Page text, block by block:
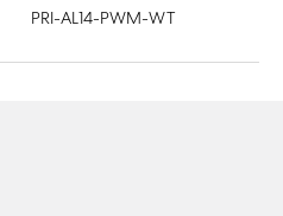
PRI-AL14-PWM-WT